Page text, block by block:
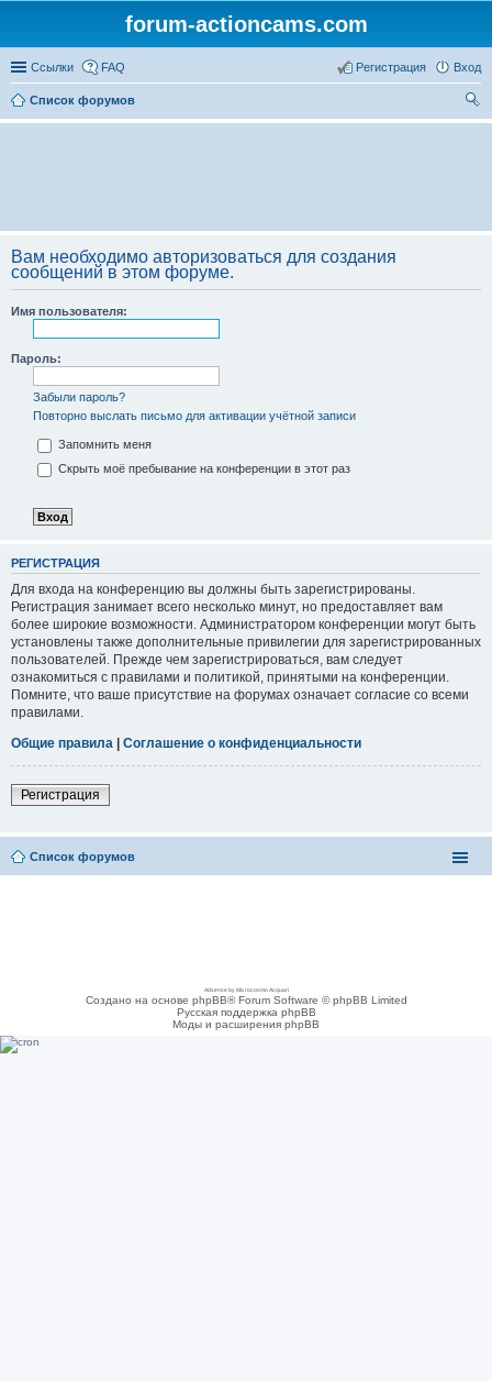
forum-actioncams.com
Ссылки FAQ Вход
Регистрация
Список форумов
ои
Вам необходимо авторизоваться для создания
сообщений в этом форуме.
Имя пользователя:
Пароль:
Забыли пароль?
Повторно выслать письмо для активации учётной записи
Запомнить меня
Скрыть моё пребывание на конференции в этот раз
РЕГИСТРАЦИЯ
Для входа на конференцию вы должны быть зарегистрированы.
Регистрация занимает всего несколько минут, но предоставляет вам
более широкие возможности. Администратором конференции могут быть
установлены также дополнительные привилегии для зарегистрированных
пользователей. Прежде чем зарегистрироваться, вам следует
ознакомиться с правилами и политикой, принятыми на конференции.
Помните, что ваше присутствие на форумах означает согласие со всеми
правилами.
Общие правила | Соглашение о конфиденциальности
Регистрация
Список форумов
Adsense by Microcosmo Acquari
Создано на основе phpBB® Forum Software © phpBB Limited
Русская поддержка phpBB
Моды и расширения phpBB